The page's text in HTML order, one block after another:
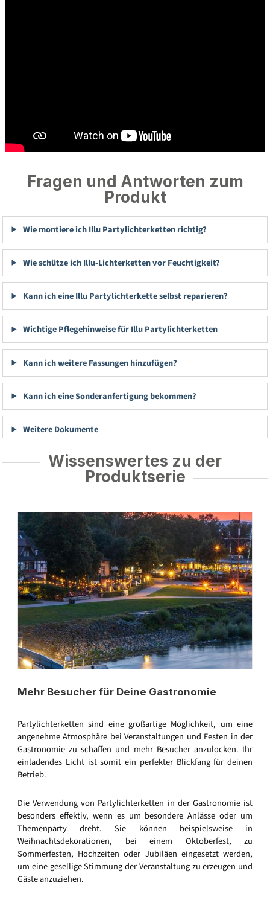
Fragen und Antworten zum
Produkt
Wie montiere ich Illu Partylichterketten richtig?
Wie schütze ich Illu-Lichterketten vor Feuchtigkeit?
Kann ich eine Illu Partylichterkette selbst reparieren?
Wichtige Pflegehinweise für Illu Partylichterketten
Kann ich weitere Fassungen hinzufügen?
Kann ich eine Sonderanfertigung bekommen?
Weitere Dokumente
Wissenswertes zu der
Produktserie
Mehr Besucher für Deine Gastronomie
Partylichterketten sind eine großartige Möglichkeit, um eine
angenehme Atmosphäre bei Veranstaltungen und Festen in der
Gastronomie zu schaffen und mehr Besucher anzulocken. Ihr
einladendes Licht ist somit ein perfekter Blickfang für deinen
Betrieb.
Die Verwendung von Partylichterketten in der Gastronomie ist
besonders effektiv, wenn es um besondere Anlässe oder um
Themenparty dreht. Sie können beispielsweise in
Weihnachtsdekorationen, bei einem Oktoberfest, zu
Sommerfesten, Hochzeiten oder Jubiläen eingesetzt werden,
um eine gesellige Stimmung der Veranstaltung zu erzeugen und
Gäste anzuziehen.